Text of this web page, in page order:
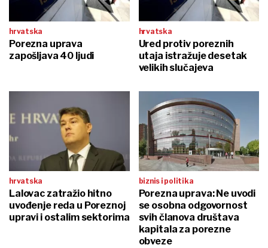
hrvatska
Porezna uprava
zapošljava 40 ljudi
hrvatska
Ured protiv poreznih
utaja istražuje desetak
velikih slučajeva
hrvatska
Lalovac zatražio hitno
uvođenje reda u Poreznoj
upravi i ostalim sektorima
biznis i politika
Porezna uprava: Ne uvodi
se osobna odgovornost
svih članova društava
kapitala za porezne
obveze